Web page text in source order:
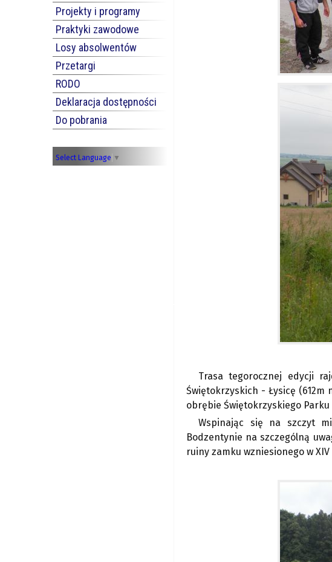
Projekty i programy
Praktyki zawodowe
Losy absolwentów
Przetargi
RODO
Deklaracja dostępności
Do pobrania
Select Language ▼
Trasa tegorocznej edycji
Świętokrzyskich - Łysicę (612m
obrębie Świętokrzyskiego
Wspinając się na szczyt
Bodzentynie na szczególną
ruiny zamku wzniesionego w